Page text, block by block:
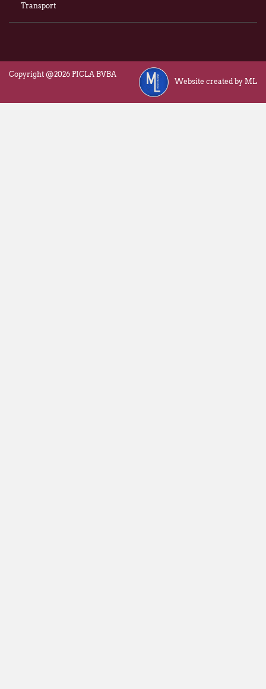
Transport
Copyright @2026 PICLA BVBA
Website created by ML